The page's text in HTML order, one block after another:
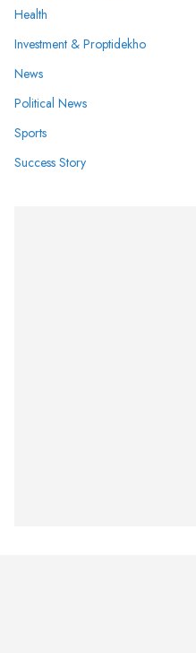
Health
Investment & Proptidekho
News
Political News
Sports
Success Story